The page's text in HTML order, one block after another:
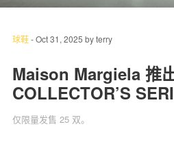
球鞋-Oct 31, 2025 byterry
Maison Margiela 推
COLLECTOR’S
仅限量发售 25 双。